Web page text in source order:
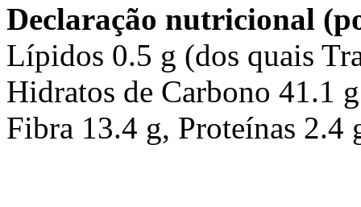
Declaração nutricional
Lípidos 0.5 g (dos quais
Hidratos de Carbono 41.1
Fibra 13.4 g, Proteínas 2.4